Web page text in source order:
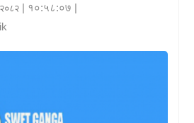
| १०:५८:०७ |